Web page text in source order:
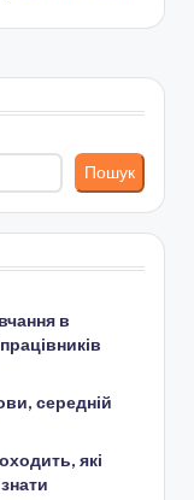
Пошук
в
середній
які